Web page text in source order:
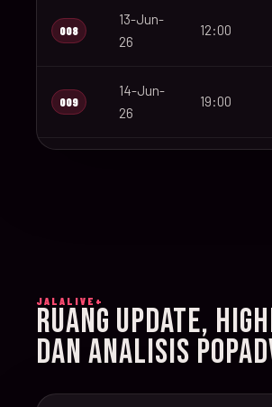
008
13-Jun-
26
12:00
009
14-Jun-
26
19:00
012
14-Jun-
26
20:00
26
JALALIVE+
RUANG UPDATE,
DAN ANALISIS